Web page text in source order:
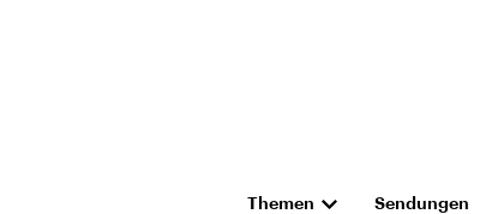
Themen Sendungen